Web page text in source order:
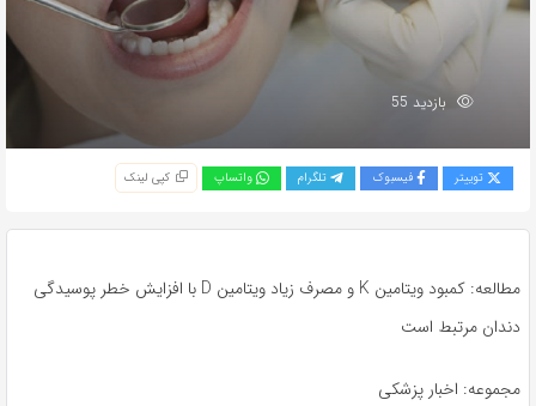
بازدید 55
توییتر فیسبوک تلگرام واتساپ کپی لینک
مطالعه: کمبود ویتامین K و مصرف زیاد ویتامین D با افزایش خطر پوسیدگی
دندان مرتبط است
مجموعه: اخبار پزشکی